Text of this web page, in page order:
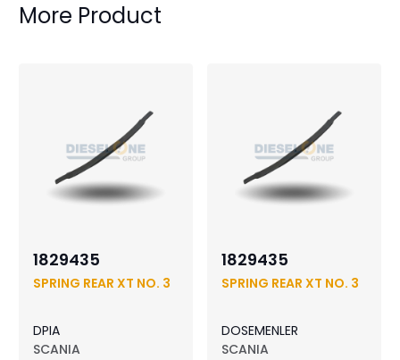
More Product
1829435
SPRING REAR XT NO. 3
DPIA
SCANIA
1829435
SPRING REAR XT NO. 3
DOSEMENLER
SCANIA